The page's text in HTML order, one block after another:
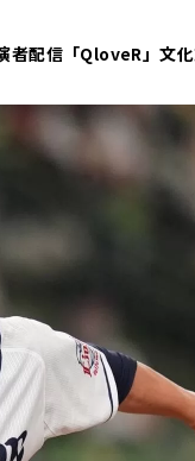
者配信「QloveR」文